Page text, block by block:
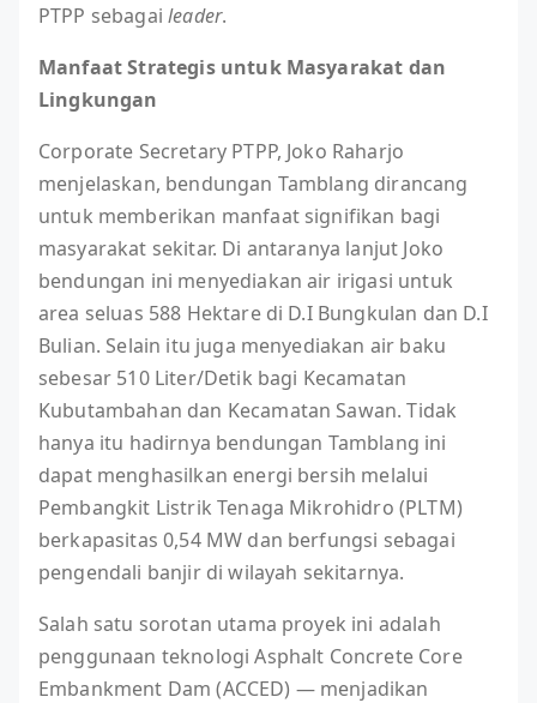
PTPP sebagaileader.
Manfaat Strategis untuk Masyarakat dan
Lingkungan
Corporate Secretary PTPP, Joko Raharjo
menjelaskan, bendungan Tamblang dirancang
untuk memberikan manfaat signifikan bagi
masyarakat sekitar. Di antaranya lanjut Joko
bendungan ini menyediakan air irigasi untuk
area seluas 588 Hektare di D.I Bungkulan dan D.I
Bulian. Selain itu juga menyediakan air baku
sebesar 510 Liter/Detik bagi Kecamatan
Kubutambahan dan Kecamatan Sawan. Tidak
hanya itu hadirnya bendungan Tamblang ini
dapat menghasilkan energi bersih melalui
Pembangkit Listrik Tenaga Mikrohidro (PLTM)
berkapasitas 0,54 MW dan berfungsi sebagai
pengendali banjir di wilayah sekitarnya.
Salah satu sorotan utama proyek ini adalah
penggunaan teknologi Asphalt Concrete Core
Embankment Dam (ACCED) — menjadikan